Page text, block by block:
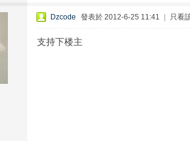
Dzcode 發表於 2012-6-25 11:41 只看
支持下楼主